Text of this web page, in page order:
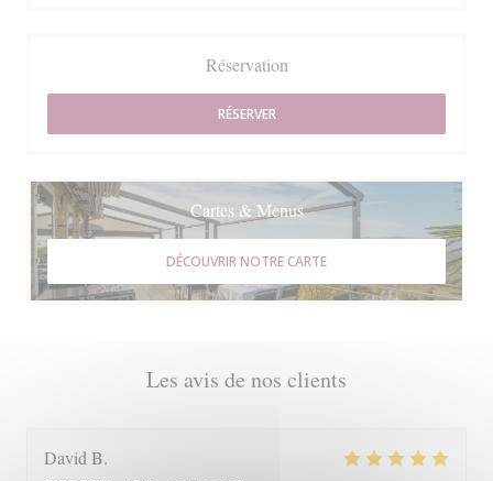
Les avis de nos clients
David B
Réservation
RÉSERVER
Cartes & Menus
DÉCOUVRIR NOTRE CARTE